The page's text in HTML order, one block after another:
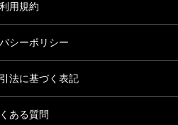
利用規約
シーポリシー
法に基づく表記
ある質問